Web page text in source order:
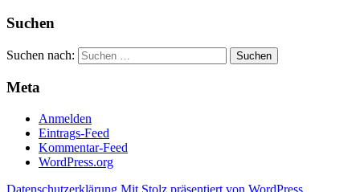
Suchen
Suchen nach:
Meta
Anmelden
Eintrags-Feed
Kommentar-Feed
WordPress.org
Datenschutzerklärung Mit Stolz präsentiert von WordPress